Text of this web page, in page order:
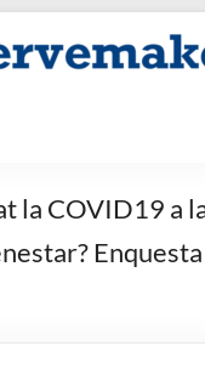
la COVID19 a